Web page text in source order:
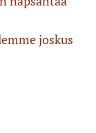
joskus